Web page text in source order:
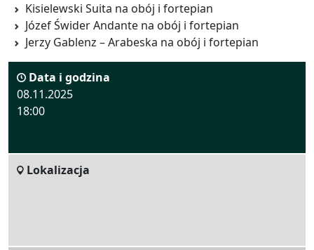
Kisielewski Suita na obój i fortepian
Józef Świder Andante na obój i fortepian
Jerzy Gablenz – Arabeska na obój i fortepian
Data i godzina
08.11.2025
18:00
Lokalizacja